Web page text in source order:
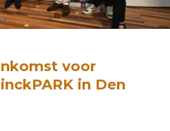
voor
in Den